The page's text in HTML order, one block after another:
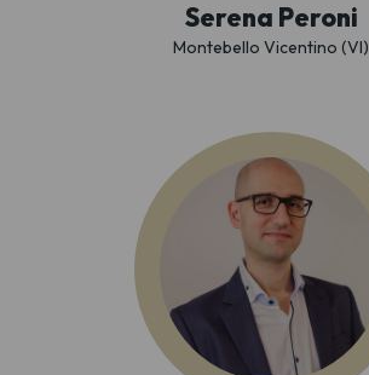
Serena Peroni
Montebello Vicentino (VI)